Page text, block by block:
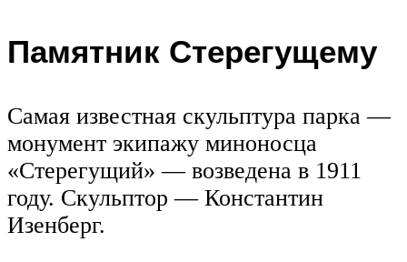
Памятник Стерегущему
Самая известная скульптура парка —
монумент экипажу миноносца
«Стерегущий» — возведена в 1911
году. Скульптор — Константин
Изенберг.